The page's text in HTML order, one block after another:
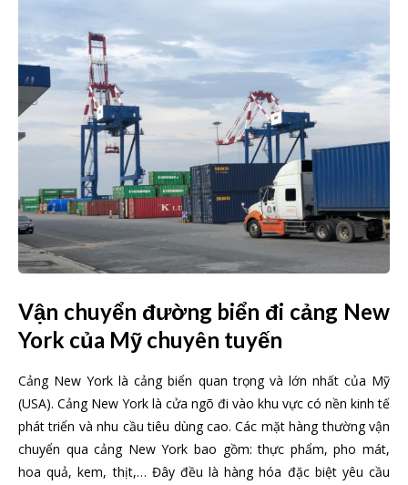
Vận chuyển đường biển đi cảng New
York của Mỹ chuyên tuyến
Cảng New York là cảng biển quan trọng và lớn nhất của Mỹ
(USA). Cảng New York là cửa ngõ đi vào khu vực có nền kinh tế
phát triển và nhu cầu tiêu dùng cao. Các mặt hàng thường vận
chuyển qua cảng New York bao gồm: thực phẩm, pho mát,
hoa quả, kem, thịt,… Đây đều là hàng hóa đặc biệt yêu cầu